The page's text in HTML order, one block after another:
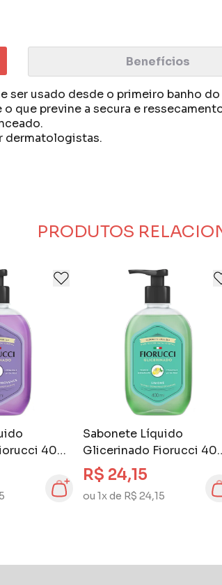
Benefícios
ser usado desde o primeiro banho
que previne a secura e
dermatologistas.
PRODUTOS
400
Provence
Sabonete Líquido
Glicerinado Fiorucci
ml Limone
R$ 24,15
ou 1x de R$ 24,15